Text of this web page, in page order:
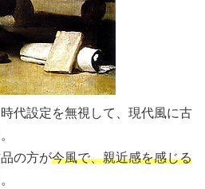
代設定を無視して、現代風に古
の方が今風で、親近感を感じる